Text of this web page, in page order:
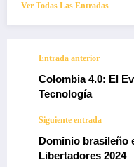
Ver Todas Las Entradas
Entrada anterior
Colombia 4.0: El
Tecnología
Siguiente entrada
Dominio brasileño
Libertadores 2024